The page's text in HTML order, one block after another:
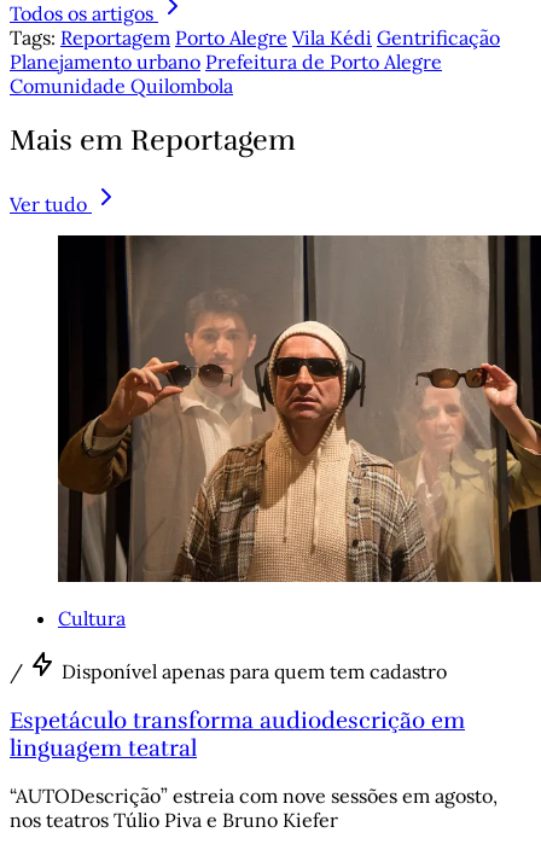
Todos os artigos
Tags: Reportagem Porto Alegre Vila Kédi Gentrificação
Planejamento urbano Prefeitura de Porto Alegre
Comunidade Quilombola
Mais em Reportagem
Ver tudo
Cultura
/ Disponível apenas para quem tem cadastro
Espetáculo transforma audiodescrição em
linguagem teatral
“AUTODescrição” estreia com nove sessões em agosto,
nos teatros Túlio Piva e Bruno Kiefer